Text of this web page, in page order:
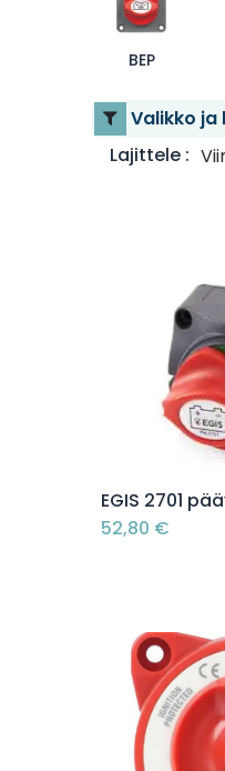
BEP
Valikko ja
Lajittele :
EGIS 2701
52,80 €